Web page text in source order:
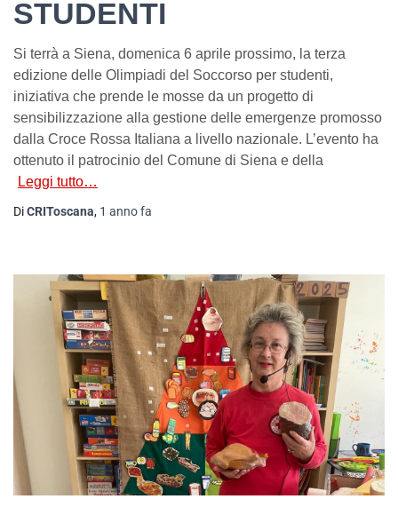
STUDENTI
Si terrà a Siena, domenica 6 aprile prossimo, la terza
edizione delle Olimpiadi del Soccorso per studenti,
iniziativa che prende le mosse da un progetto di
sensibilizzazione alla gestione delle emergenze promosso
dalla Croce Rossa Italiana a livello nazionale. L’evento ha
ottenuto il patrocinio del Comune di Siena e della
Leggi tutto…
DiCRIToscana, 1 annofa